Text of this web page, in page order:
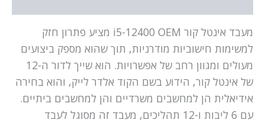
מעבד אינטל קור i5-12400 OEM מציע פתרון חזק
למשימות חישוביות מודרניות, תוך שהוא מספק ביצועים
מעולים ומגוון רחב של אפשרויות. הוא שייך לדור ה-12
של אינטל קור, הידוע בשם הקוד אלדר לייק, והוא בחירה
אידיאלית הן למחשבים משרדיים והן למחשבים ביתיים.
עם 6 ליבות ו-12 תהליכים, מעבד זה מסוגל לעבד